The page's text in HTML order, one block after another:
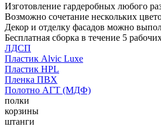
Изготовление гардеробных любого
Возможно сочетание нескольких
Декор и отделку фасадов можно
Бесплатная сборка в течение 5
ЛДСП
Пластик Alvic Luxe
Пластик HPL
Пленка ПВХ
Полотно АГТ (МДФ)
полки
корзины
штанги